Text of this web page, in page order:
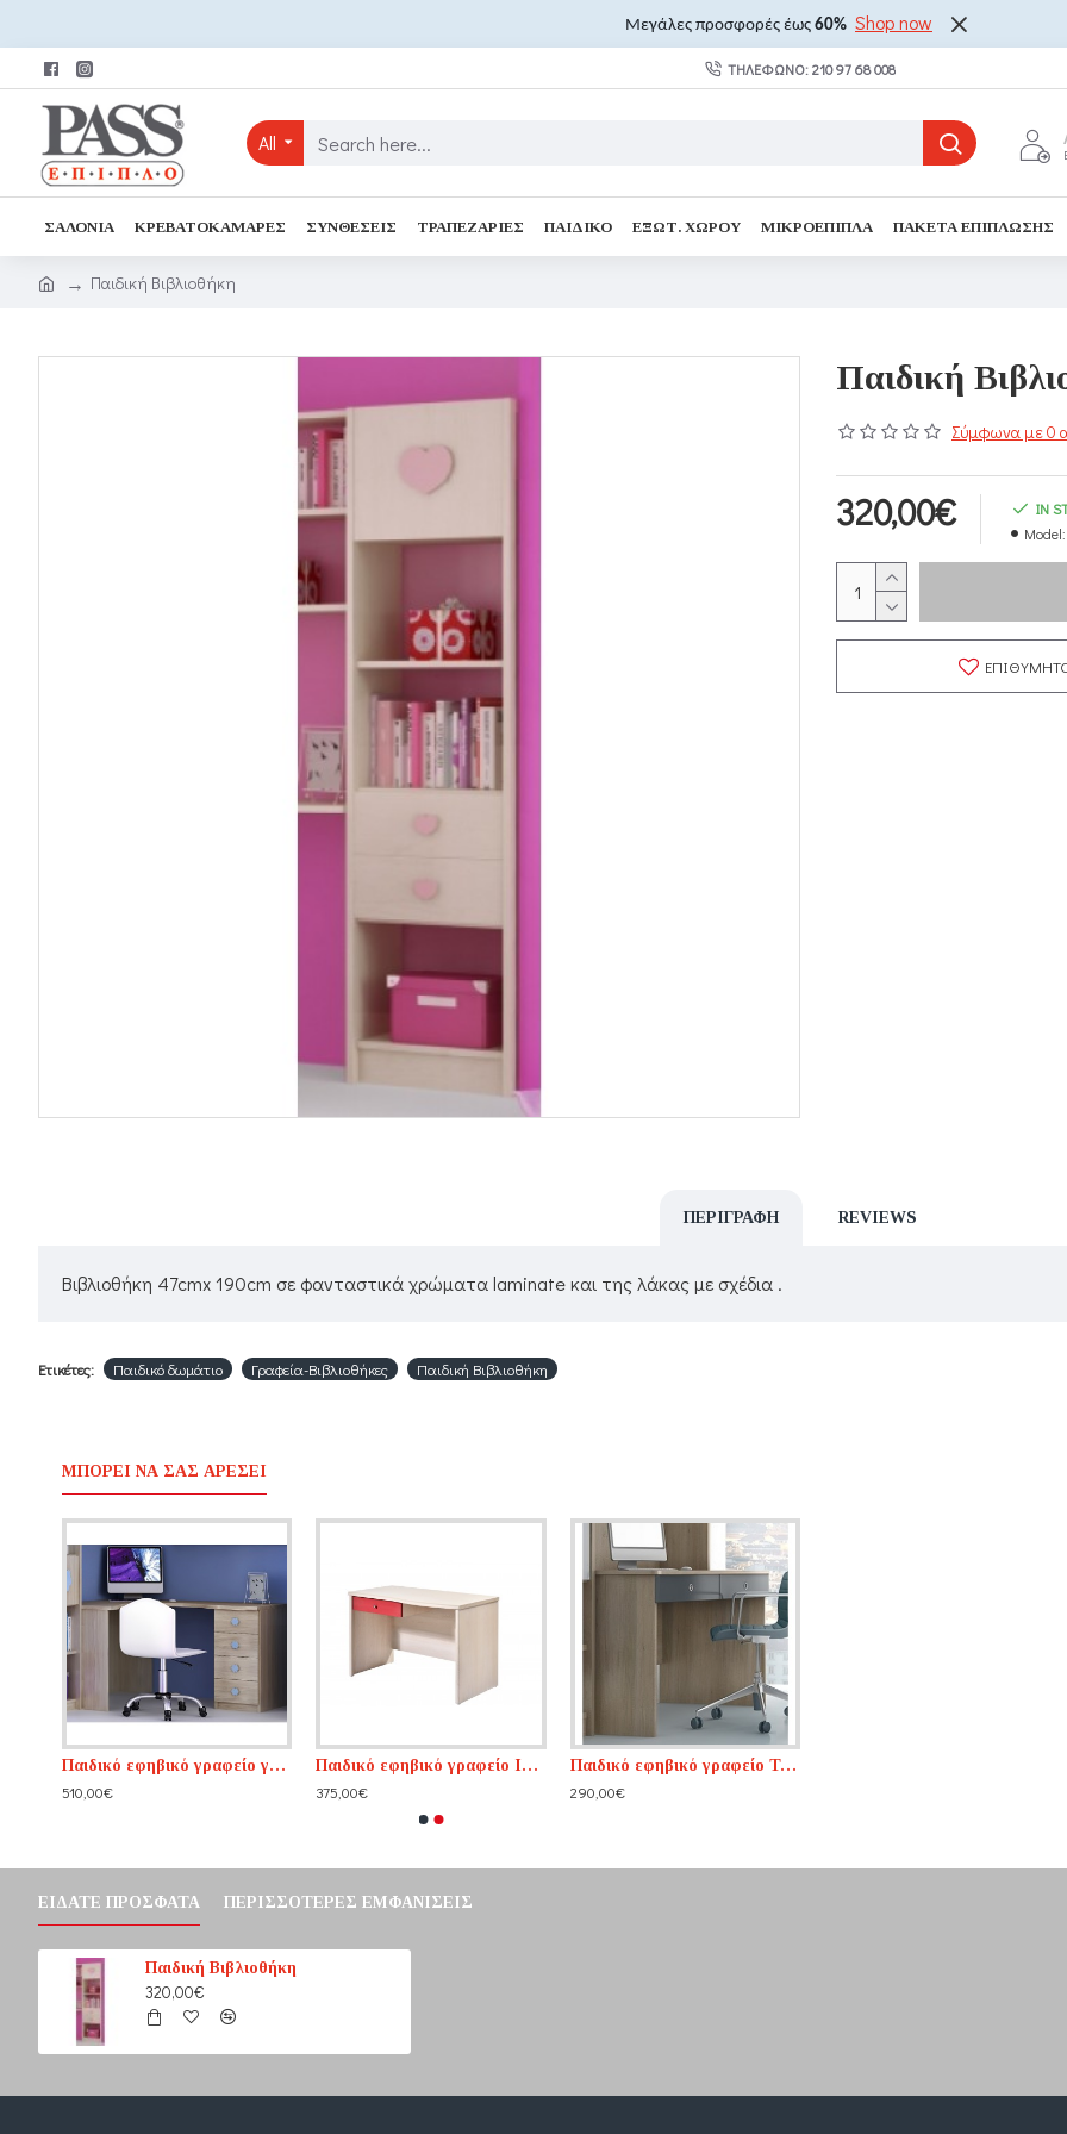
Μεγάλες προσφορές έως 60% Shop now
ΤΗΛΈΦΩΝΟ: 210 97 68 008
All
ΣΑΛΌΝΙΑ ΚΡΕΒΑΤΟΚΆΜΑΡΕΣ ΣΥΝΘΈΣΕΙΣ ΤΡΑΠΕΖΑΡΊΕΣ ΠΑΙΔΙΚΌ ΕΞΩΤ. ΧΏΡΟΥ ΜΙΚΡΟΈΠΙΠΛΑ ΠΑΚΈΤΑ ΕΠΊΠΛΩΣΗΣ
Παιδική Βιβλιοθήκη
Παιδική
Σύμφωνα με 0
320,00€
IN
Model:
ΠΕΡΙΓΡΑΦΉ REVIEWS
Βιβλιοθήκη 47cmx 190cm σε φανταστικά χρώματα laminate και της λάκας με σχέδια .
Ετικέτες: Παιδικό δωμάτιο Γραφεία-Βιβλιοθήκες Παιδική Βιβλιοθήκη
ΜΠΟΡΕΊ ΝΑ ΣΑΣ ΑΡΈΣΕΙ
Παιδικό εφηβικό γραφείο γωνιακό
510,00€
Παιδικό εφηβικό γραφείο ΙΡΙΣ
375,00€
Παιδικό εφηβικό γραφείο Τετράγωνο
290,00€
ΕΊΔΑΤΕ ΠΡΌΣΦΑΤΑ ΠΕΡΙΣΣΌΤΕΡΕΣ ΕΜΦΑΝΊΣΕΙΣ
Παιδική Βιβλιοθήκη
320,00€